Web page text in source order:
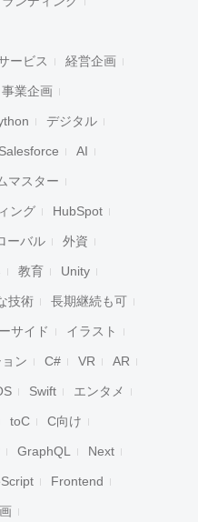
ービス 経営企画
事業企画
デジタル
Salesforce AI
マスター
ング HubSpot
ーバル 外資
教育 Unity
技術 長期継続も可
サイド イラスト
ン C# VR AR
Swift エンタメ
toC C向け
GraphQL Next
Frontend